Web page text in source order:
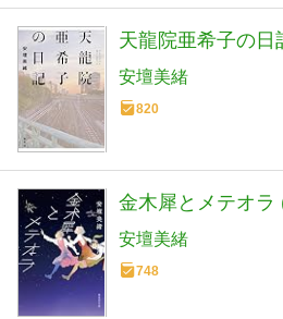
天龍院亜希子の日
安壇美緒
820
金木犀とメテオラ
安壇美緒
748